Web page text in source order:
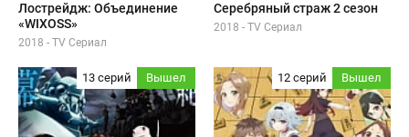
Лострейдж: Объединение
«WIXOSS»
2018 - TV Сериал
Серебряный страж 2 сезон
2018 - TV Сериал
13 серий Вышел 12 серий Вышел